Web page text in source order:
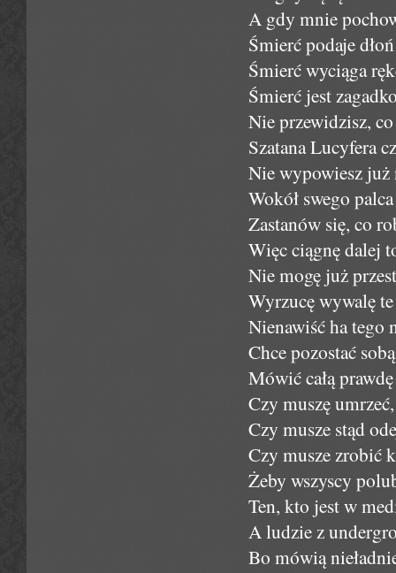
A gdy mnie
Śmierć podaje
Śmierć wyciąga
Śmierć jest
Nie przewidzisz,
Szatana Lucyfera
Nie wypowiesz
Wokół swego
Zastanów się, co
Więc ciągnę dalej
Nie mogę już
Wyrzucę wywalę te
Nienawiść ha tego
Chce pozostać
Mówić całą
Czy muszę
Czy musze stąd
Czy musze zrobić
Żeby wszyscy
Ten, kto jest w
A ludzie z
Bo mówią